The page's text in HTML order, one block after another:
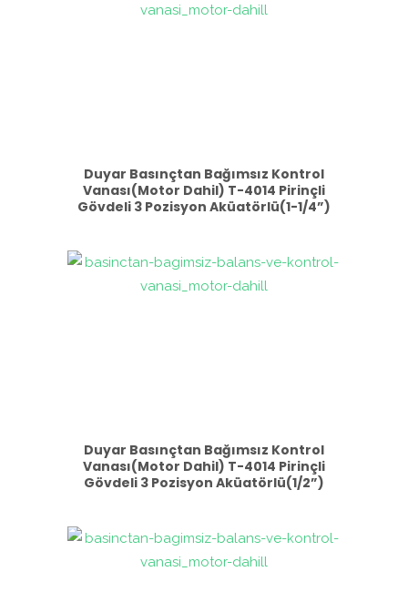
Duyar Basınçtan Bağımsız Kontrol
Vanası(Motor Dahil) T-4014 Pirinçli
Gövdeli 3 Pozisyon Aküatörlü(1-1/4”)
Duyar Basınçtan Bağımsız Kontrol
Vanası(Motor Dahil) T-4014 Pirinçli
Gövdeli 3 Pozisyon Aküatörlü(1/2”)